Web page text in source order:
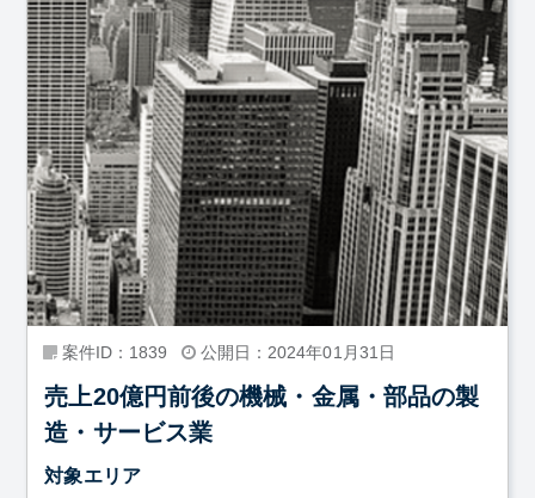
案件ID：1839 公開日：2024年01月31日
売上20億円前後の機械・金属・部品の製
造・サービス業
対象エリア